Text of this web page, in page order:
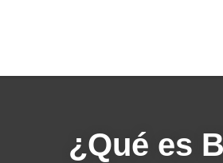
¿Qué es